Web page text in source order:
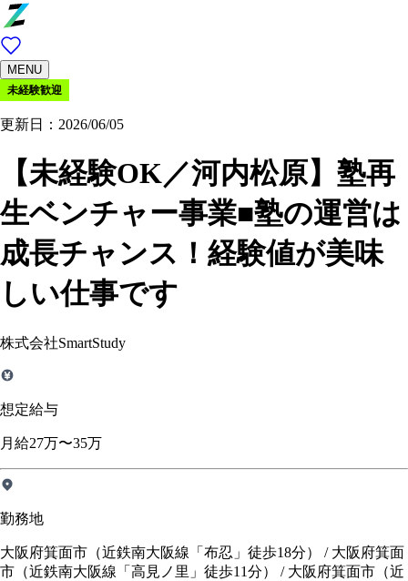
MENU
未経験歓迎
更新日：2026/06/05
【未経験OK／河内松原】塾再
生ベンチャー事業■塾の運営は
成長チャンス！経験値が美味
しい仕事です
株式会社SmartStudy
想定給与
月給27万〜35万
勤務地
大阪府箕面市（近鉄南大阪線「布忍」徒歩18分） / 大阪府箕面
市（近鉄南大阪線「高見ノ里」徒歩11分） / 大阪府箕面市（近